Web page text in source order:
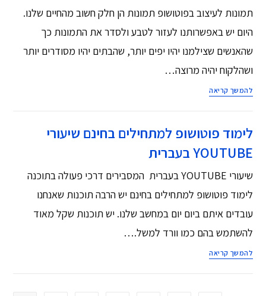
תמונות לעיצוב בפוטושופ תמונות הן חלק חשוב מהחיים שלנו.
היום יש באפשרותנו לעזור לטבע ולסדר את התמונות כך
שהאנשים שצילמנו יהיו יפים יותר, שהבתים יהיו מסודרים יותר
ושהלקוח יהיה מרוצה…
להמשך קריאה
לימוד פוטושופ למתחילים בחינם שיעורי
YOUTUBE בעברית
שיעורי YOUTUBE בעברית המסבירים דרכי פעולה בתוכנה
לימוד פוטושופ למתחילים בחינם יש הרבה תוכנות שאנחנו
עובדים איתם ביום יום במחשב שלנו. יש תוכנות שקל מאוד
להשתמש בהם כמו וורד למשל.…
להמשך קריאה